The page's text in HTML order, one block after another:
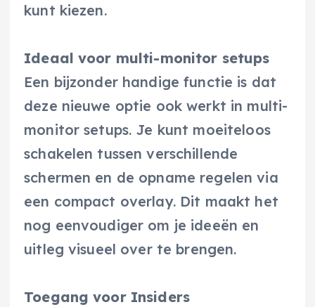
kunt kiezen.
Ideaal voor multi-monitor setups
Een bijzonder handige functie is dat
deze nieuwe optie ook werkt in multi-
monitor setups. Je kunt moeiteloos
schakelen tussen verschillende
schermen en de opname regelen via
een compact overlay. Dit maakt het
nog eenvoudiger om je ideeën en
uitleg visueel over te brengen.
Toegang voor Insiders